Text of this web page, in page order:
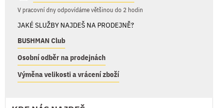
V pracovní dny odpovídáme většinou do 2 hodin
JAKÉ SLUŽBY NAJDEŠ NA PRODEJNĚ?
BUSHMAN Club
Osobní odběr na prodejnách
Výměna velikosti a vrácení zboží